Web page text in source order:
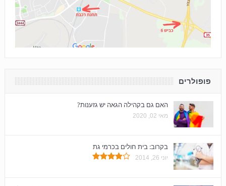
פופולרים
האם גם בקהילה הגאה יש גזענות?
מאי 02, 2020
בקרוב: בית חולים בכרמי גת
יוני 26, 2014